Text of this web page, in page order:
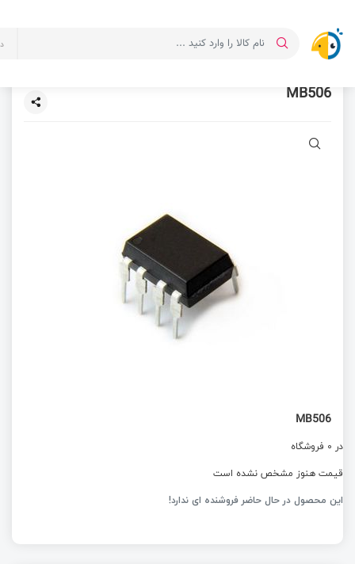
MB506
MB506
در 0 فروشگاه
قیمت هنوز مشخص نشده است
این محصول در حال حاضر فروشنده ای ندارد!